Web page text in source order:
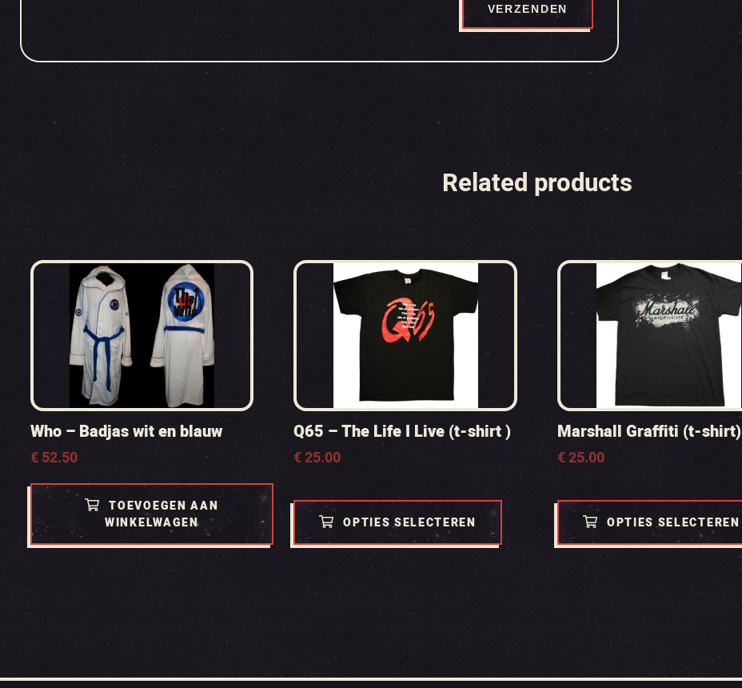
Related products
Who – Badjas wit en blauw
€52.50
TOEVOEGEN AAN
WINKELWAGEN
Q65 – The Life I Live (t-shirt )
€25.00
OPTIES SELECTEREN
Marshall Graffiti (t-shirt)
€25.00
OPTIES SELECTEREN